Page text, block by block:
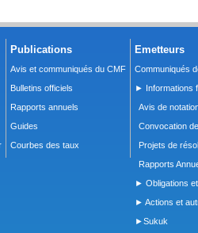
Publications
Avis et communiqués du CMF
Bulletins officiels
Rapports annuels
Guides
Courbes des taux
Emetteurs
Communiqués
► Informations
Avis de
Convocation
Projets de
Rapports
► Obligations
► Actions et
►Sukuk